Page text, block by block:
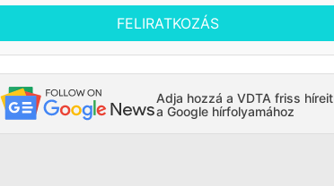
FELIRATKOZÁS
Adja hozzá a VDTA friss híreit
a Google hírfolyamához